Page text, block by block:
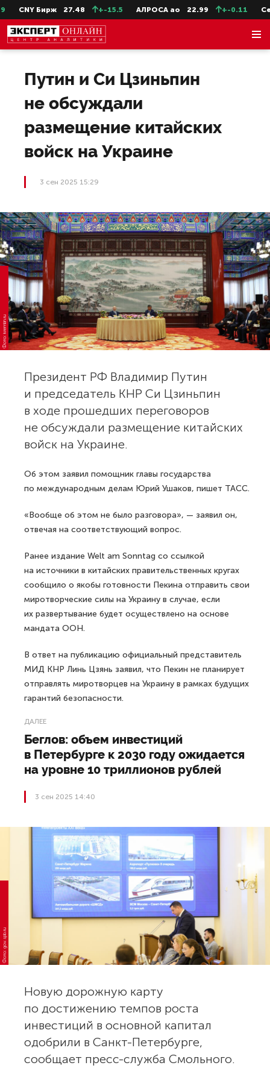
CNY Бирж 27.48 +-15.5 АЛРОСА ао 22.99 +-0.11
Путин и Си Цзиньпин
не обсуждали
размещение китайских
войск на Украине
3 сен 2025 15:29
Фото: kremlin.ru
Президент РФ Владимир Путин
и председатель КНР Си Цзиньпин
в ходе прошедших переговоров
не обсуждали размещение китайских
войск на Украине.
Об этом заявил помощник главы государства
по международным делам Юрий Ушаков, пишет ТАСС.
«Вообще об этом не было разговора», — заявил он,
отвечая на соответствующий вопрос.
Ранее издание Welt am Sonntag со ссылкой
на источники в китайских правительственных кругах
сообщило о якобы готовности Пекина отправить свои
миротворческие силы на Украину в случае, если
их развертывание будет осуществлено на основе
мандата ООН.
В ответ на публикацию официальный представитель
МИД КНР Линь Цзянь заявил, что Пекин не планирует
отправлять миротворцев на Украину в рамках будущих
гарантий безопасности.
ДАЛЕЕ
Беглов: объем инвестиций
в Петербурге к 2030 году ожидается
на уровне 10 триллионов рублей
3 сен 2025 14:40
Фото: gov.spb.ru
Новую дорожную карту
по достижению темпов роста
инвестиций в основной капитал
одобрили в Санкт-Петербурге,
сообщает пресс-служба Смольного.